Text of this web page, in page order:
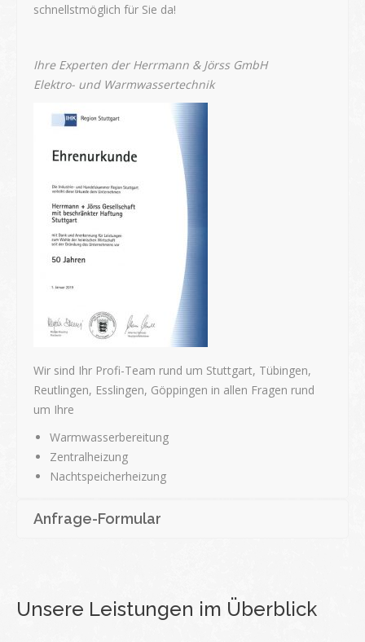
schnellstmöglich für Sie da!
Ihre Experten der Herrmann & Jörss GmbH
Elektro- und Warmwassertechnik
Wir sind Ihr Profi-Team rund um Stuttgart, Tübingen,
Reutlingen, Esslingen, Göppingen in allen Fragen rund
um Ihre
Warmwasserbereitung
Zentralheizung
Nachtspeicherheizung
Anfrage-Formular
Unsere Leistungen im Überblick